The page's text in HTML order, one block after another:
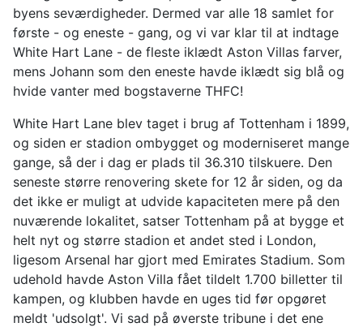
byens seværdigheder. Dermed var alle 18 samlet for
første - og eneste - gang, og vi var klar til at indtage
White Hart Lane - de fleste iklædt Aston Villas farver,
mens Johann som den eneste havde iklædt sig blå og
hvide vanter med bogstaverne THFC!
White Hart Lane blev taget i brug af Tottenham i 1899,
og siden er stadion ombygget og moderniseret mange
gange, så der i dag er plads til 36.310 tilskuere. Den
seneste større renovering skete for 12 år siden, og da
det ikke er muligt at udvide kapaciteten mere på den
nuværende lokalitet, satser Tottenham på at bygge et
helt nyt og større stadion et andet sted i London,
ligesom Arsenal har gjort med Emirates Stadium. Som
udehold havde Aston Villa fået tildelt 1.700 billetter til
kampen, og klubben havde en uges tid før opgøret
meldt 'udsolgt'. Vi sad på øverste tribune i det ene